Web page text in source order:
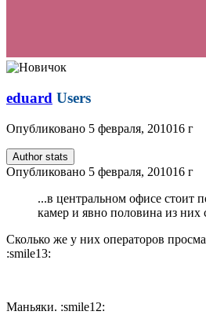
eduard Users
Опубликовано 5 февраля, 201016 г
Author stats
Опубликовано 5 февраля, 201016 г
...в центральном офисе стоит
камер и явно половина из них
Сколько же у них операторов
:smile13:
Маньяки. :smile12: